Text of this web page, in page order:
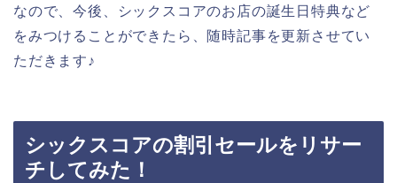
なので、今後、シックスコアのお店の誕生日特典など
をみつけることができたら、随時記事を更新させてい
ただきます♪
シックスコアの割引セールをリサー
チしてみた！